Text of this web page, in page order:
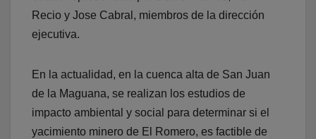
Recio y Jose Cabral, miembros de la dirección
ejecutiva.
En la actualidad, en la cuenca alta de San Juan
de la Maguana, se realizan los estudios de
impacto ambiental y social para determinar si el
yacimiento minero de El Romero, es factible de